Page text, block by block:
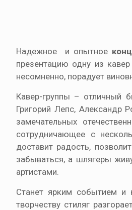
Надежное и опытное
презентацию одну из
несомненно, порадует
Кавер-группы – отличный
Григорий Лепс, Александр
замечательных
сотрудничающее с
доставит радость,
забываться, а шлягеры
артистами.
Станет ярким событием и
творчеству стиляг